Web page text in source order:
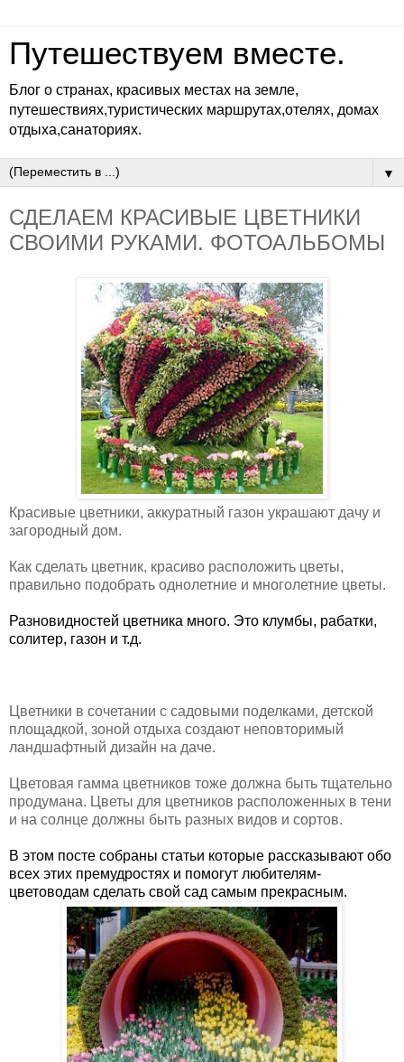
Путешествуем вместе.
Блог о странах, красивых местах на земле,
путешествиях,туристических маршрутах,отелях, домах
отдыха,санаториях.
▼
СДЕЛАЕМ КРАСИВЫЕ ЦВЕТНИКИ
СВОИМИ РУКАМИ. ФОТОАЛЬБОМЫ
Красивые цветники, аккуратный газон украшают дачу и
загородный дом.
Как сделать цветник, красиво расположить цветы,
правильно подобрать однолетние и многолетние цветы.
Разновидностей цветника много. Это клумбы, рабатки,
солитер, газон и т.д.
Цветники в сочетании с садовыми поделками, детской
площадкой, зоной отдыха создают неповторимый
ландшафтный дизайн на даче.
Цветовая гамма цветников тоже должна быть тщательно
продумана. Цветы для цветников расположенных в тени
и на солнце должны быть разных видов и сортов.
В этом посте собраны статьи которые рассказывают обо
всех этих премудростях и помогут любителям-
цветоводам сделать свой сад самым прекрасным.